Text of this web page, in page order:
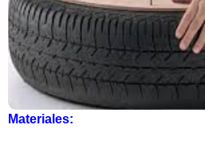
Materiales: